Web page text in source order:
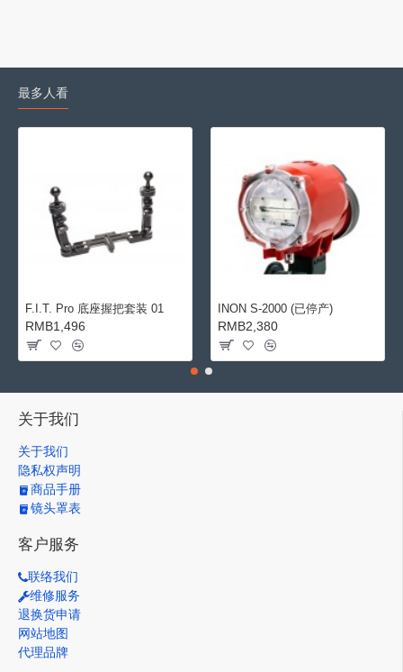
最多人看
F.I.T. Pro 底座握把套装 01
RMB1,496
INON S-2000 (已停产)
RMB2,380
关于我们
关于我们
隐私权声明
商品手册
镜头罩表
客户服务
联络我们
维修服务
退换货申请
网站地图
代理品牌